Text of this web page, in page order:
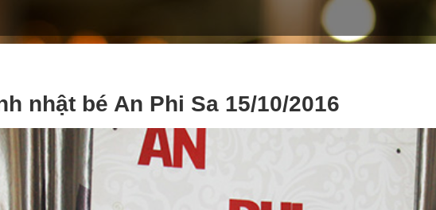
nhật bé An Phi Sa 15/10/2016